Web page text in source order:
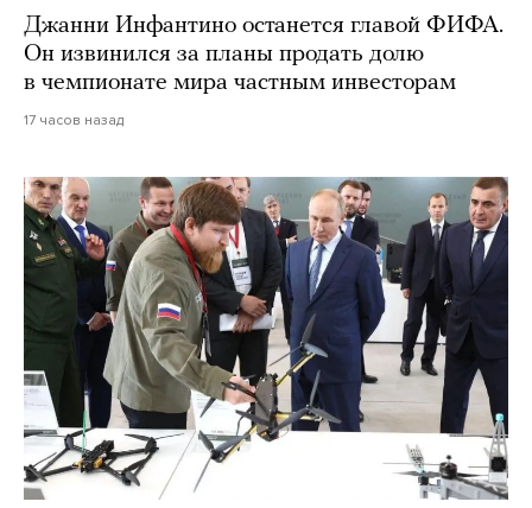
Джанни Инфантино останется главой ФИФА.
Он извинился за планы продать долю
в чемпионате мира частным инвесторам
17 часов назад